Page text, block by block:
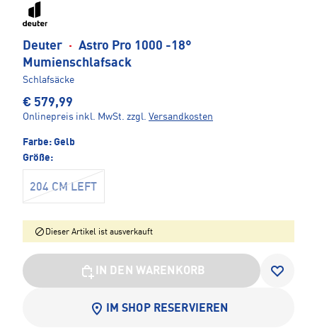
Deuter · Astro Pro 1000 -18°
Mumienschlafsack
Schlafsäcke
€ 579,99
Onlinepreis inkl. MwSt. zzgl. Versandkosten
Farbe: Gelb
Größe:
204 CM LEFT
Dieser Artikel ist ausverkauft
IN DEN WARENKORB
IM SHOP RESERVIEREN